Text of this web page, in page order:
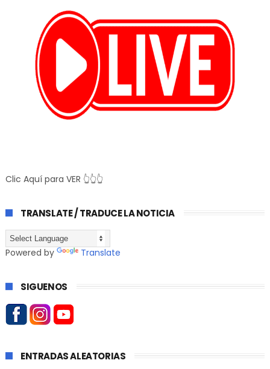
Clic Aquí para VER 👆👆👆
TRANSLATE / TRADUCE LA NOTICIA
Powered by Translate
SIGUENOS
ENTRADAS ALEATORIAS